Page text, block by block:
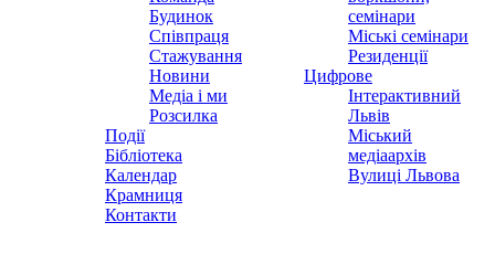
Будинок
Співпраця
Стажування
Новини
Медіа і ми
Розсилка
Події
Бібліотека
Календар
Крамниця
Контакти
семінари
Міські семінари
Резиденції
Цифрове
Інтерактивний
Львів
Міський
медіаархів
Вулиці Львова